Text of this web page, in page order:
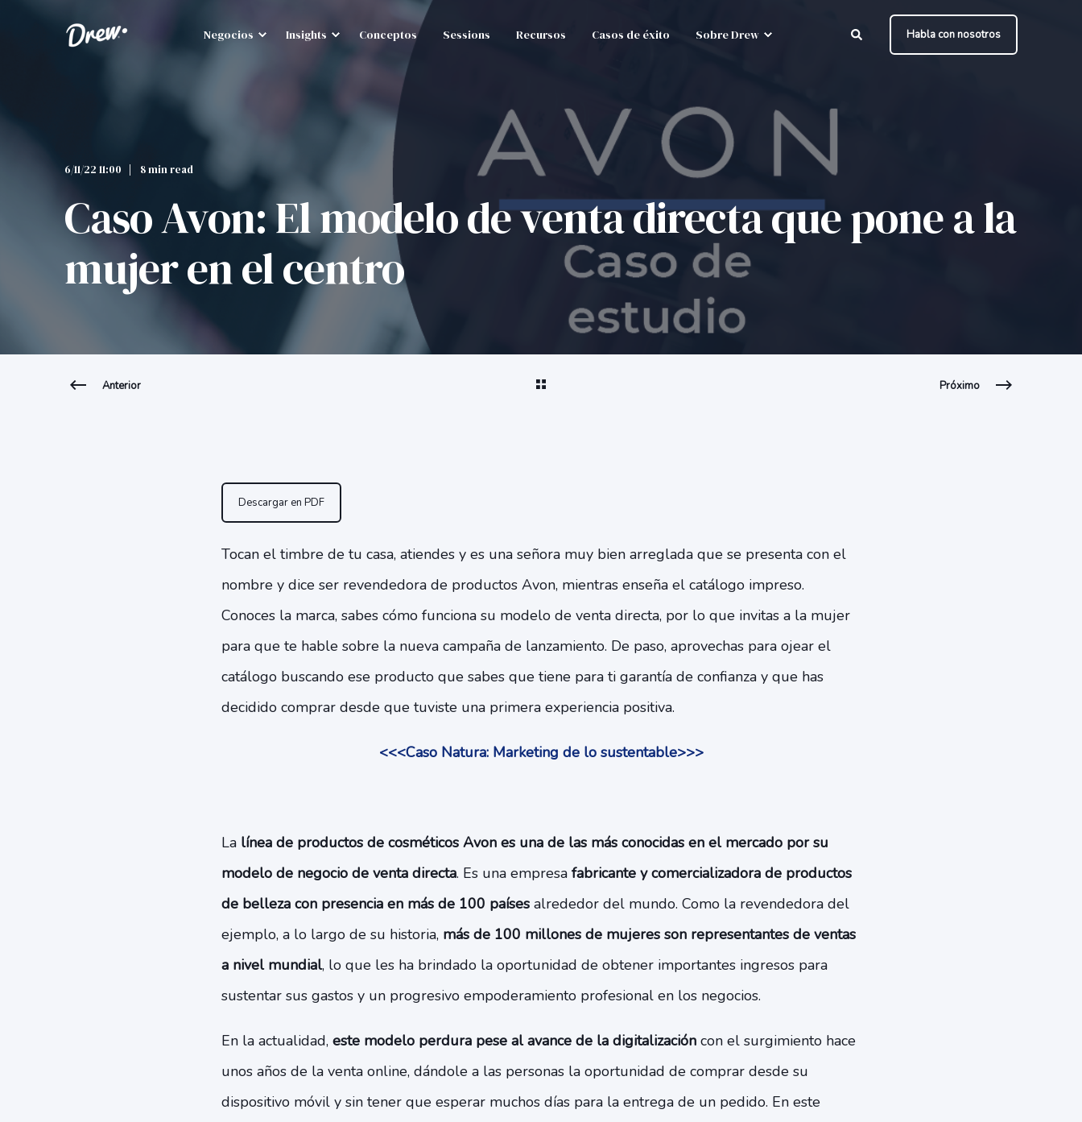
Negocios Insights Conceptos Sessions Recursos Casos de éxito Sobre Drew Habla con nosotros
6/11/22 11:00 8 min read
Caso Avon: El modelo de venta directa que pone a la
mujer en el centro
Anterior Próximo
Descargar en PDF
Tocan el timbre de tu casa, atiendes y es una señora muy bien arreglada que se presenta con el
nombre y dice ser revendedora de productos Avon, mientras enseña el catálogo impreso.
Conoces la marca, sabes cómo funciona su modelo de venta directa, por lo que invitas a la mujer
para que te hable sobre la nueva campaña de lanzamiento. De paso, aprovechas para ojear el
catálogo buscando ese producto que sabes que tiene para ti garantía de confianza y que has
decidido comprar desde que tuviste una primera experiencia positiva.
<<<Caso Natura: Marketing de lo sustentable>>>
La línea de productos de cosméticos Avon es una de las más conocidas en el mercado por su
modelo de negocio de venta directa. Es una empresa fabricante y comercializadora de productos
de belleza con presencia en más de 100 países alrededor del mundo. Como la revendedora del
ejemplo, a lo largo de su historia, más de 100 millones de mujeres son representantes de ventas
a nivel mundial, lo que les ha brindado la oportunidad de obtener importantes ingresos para
sustentar sus gastos y un progresivo empoderamiento profesional en los negocios.
En la actualidad, este modelo perdura pese al avance de la digitalizacióncon el surgimiento hace
unos años de la venta online, dándole a las personas la oportunidad de comprar desde su
dispositivo móvil y sin tener que esperar muchos días para la entrega de un pedido. En este